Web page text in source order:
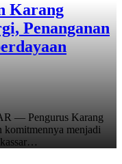
Karang
Penanganan
— Pengurus Karang
komitmennya menjadi